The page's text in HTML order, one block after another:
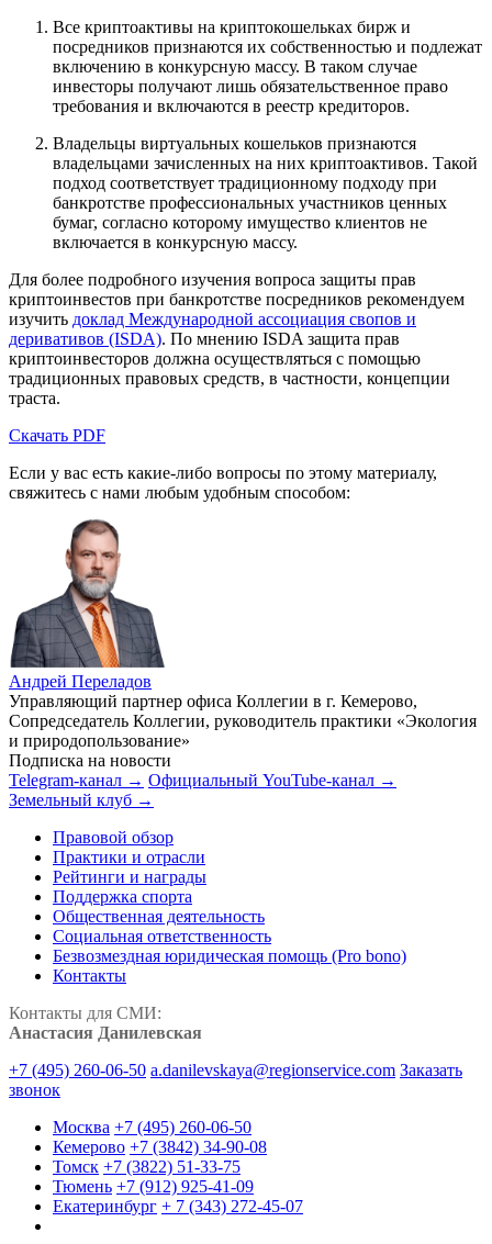
Все криптоактивы на криптокошельках бирж и
посредников признаются их собственностью и подлежат
включению в конкурсную массу. В таком случае
инвесторы получают лишь обязательственное право
требования и включаются в реестр кредиторов.
Владельцы виртуальных кошельков признаются
владельцами зачисленных на них криптоактивов. Такой
подход соответствует традиционному подходу при
банкротстве профессиональных участников ценных
бумаг, согласно которому имущество клиентов не
включается в конкурсную массу.
Для более подробного изучения вопроса защиты прав
криптоинвестов при банкротстве посредников рекомендуем
изучить доклад Международной ассоциация свопов и
деривативов (ISDA). По мнению ISDA защита прав
криптоинвесторов должна осуществляться с помощью
традиционных правовых средств, в частности, концепции
траста.
Скачать PDF
Если у вас есть какие-либо вопросы по этому материалу,
свяжитесь с нами любым удобным способом:
Андрей Переладов
Управляющий партнер офиса Коллегии в г. Кемерово,
Сопредседатель Коллегии, руководитель практики «Экология
и природопользование»
Подписка на новости
Telegram-канал → Официальный YouTube-канал →
Земельный клуб →
Правовой обзор
Практики и отрасли
Рейтинги и награды
Поддержка спорта
Общественная деятельность
Социальная ответственность
Безвозмездная юридическая помощь (Pro bono)
Контакты
Контакты для СМИ:
Анастасия Данилевская
+7 (495) 260-06-50 a.danilevskaya@regionservice.com Заказать
звонок
Москва +7 (495) 260-06-50
Кемерово +7 (3842) 34-90-08
Томск +7 (3822) 51-33-75
Тюмень +7 (912) 925-41-09
Екатеринбург + 7 (343) 272-45-07